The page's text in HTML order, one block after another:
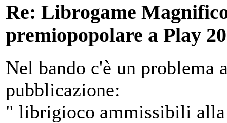
Re: Librogame
premiopopolare a Play
Nel bando c'è un problema
pubblicazione:
" librigioco ammissibili alla